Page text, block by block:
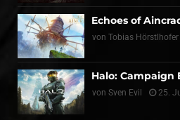
Echoes of
von Tobias Hörstlhofer
Halo: Campaign
von Sven Evil 25.